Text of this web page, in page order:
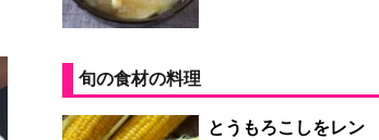
旬の食材の料理
とうもろこしをレン